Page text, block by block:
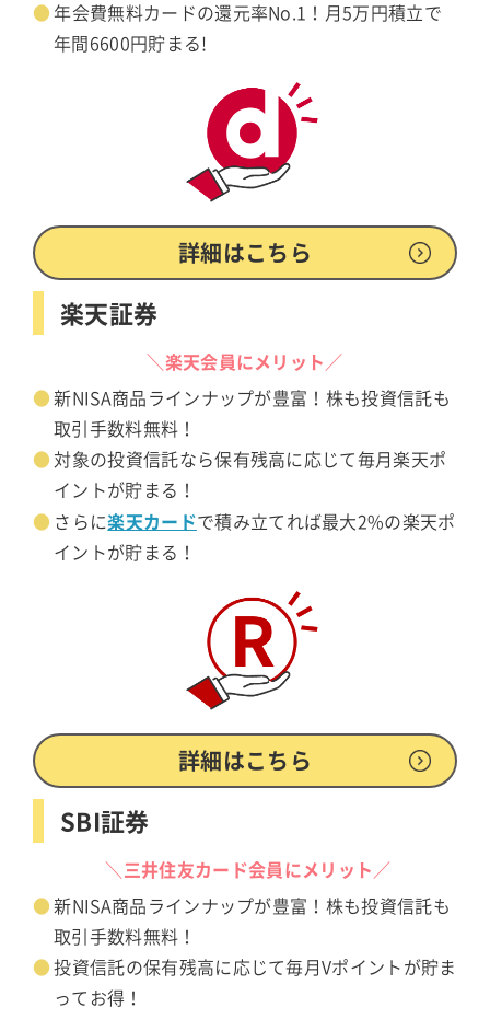
年会費無料カードの還元率No.1！月5万円積立で
年間6600円貯まる!
詳細はこちら
楽天証券
＼楽天会員にメリット／
新NISA商品ラインナップが豊富！株も投資信託も
取引手数料無料！
対象の投資信託なら保有残高に応じて毎月楽天ポ
イントが貯まる！
さらに楽天カードで積み立てれば最大2%の楽天ポ
イントが貯まる！
詳細はこちら
SBI証券
＼三井住友カード会員にメリット／
新NISA商品ラインナップが豊富！株も投資信託も
取引手数料無料！
投資信託の保有残高に応じて毎月Vポイントが貯ま
ってお得！